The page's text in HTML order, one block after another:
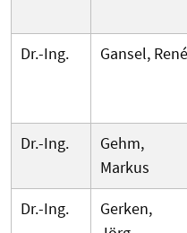
Dr.-Ing.
Gansel, René
Dr.-Ing.
Gehm,
Markus
Dr.-Ing.
Gerken,